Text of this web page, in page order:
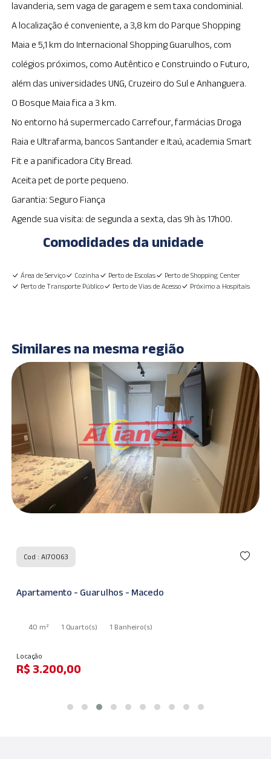
lavanderia, sem vaga de garagem e sem taxa condominial.
A localização é conveniente, a 3,8 km do Parque Shopping
Maia e 5,1 km do Internacional Shopping Guarulhos, com
colégios próximos, como Autêntico e Construindo o Futuro,
além das universidades UNG, Cruzeiro do Sul e Anhanguera.
O Bosque Maia fica a 3 km.
No entorno há supermercado Carrefour, farmácias Droga
Raia e Ultrafarma, bancos Santander e Itaú, academia Smart
Fit e a panificadora City Bread.
Aceita pet de porte pequeno.
Garantia: Seguro Fiança
Agende sua visita: de segunda a sexta, das 9h às 17h00.
Comodidades da unidade
Área de Serviço Cozinha Perto de Escolas
Perto de Shopping Center
Perto de Transporte Público
Perto de Vias de Acesso Próximo a Hospitais
Similares na mesma região
Cod : AI70063
Apartamento - Guarulhos - Macedo
40 m² 1 Quarto(s) 1 Banheiro(s)
Locação
R$ 3.200,00